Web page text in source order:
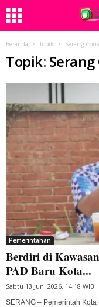
Beranda Topik Serang
Topik:
Pemerintahan
Berdiri di
PAD Baru Kota...
Sabtu 13 Juni 2026, 14:18 WIB
SERANG – Pemerintah